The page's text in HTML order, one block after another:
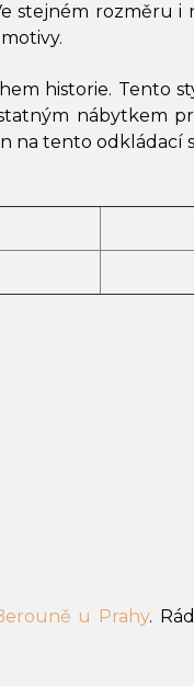
stejném rozměru i
historie. Tento
nábytkem
na tento odkládací
u Prahy.